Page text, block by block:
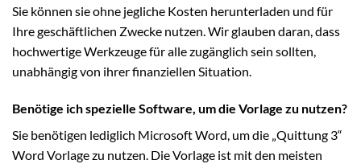
Sie können sie ohne jegliche Kosten herunterladen und für
Ihre geschäftlichen Zwecke nutzen. Wir glauben daran, dass
hochwertige Werkzeuge für alle zugänglich sein sollten,
unabhängig von ihrer finanziellen Situation.
Benötige ich spezielle Software, um die Vorlage zu nutzen?
Sie benötigen lediglich Microsoft Word, um die „Quittung 3“
Word Vorlage zu nutzen. Die Vorlage ist mit den meisten